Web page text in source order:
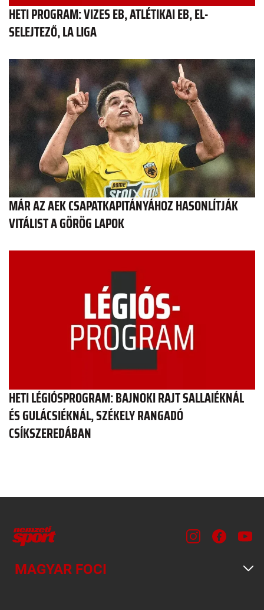
HETI PROGRAM: VIZES EB, ATLÉTIKAI EB, EL-
SELEJTEZŐ, LA LIGA
MÁR AZ AEK CSAPATKAPITÁNYÁHOZ HASONLÍTJÁK
VITÁLIST A GÖRÖG LAPOK
HETI LÉGIÓSPROGRAM: BAJNOKI RAJT SALLAIÉKNÁL
ÉS GULÁCSIÉKNÁL, SZÉKELY RANGADÓ
CSÍKSZEREDÁBAN
MAGYAR FOCI